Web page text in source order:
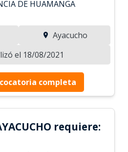
DE HUAMANGA
Ayacucho
el 18/08/2021
completa
requiere: